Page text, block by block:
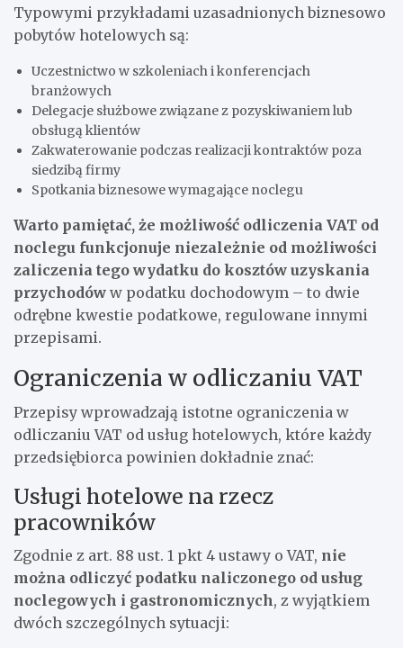
Typowymi przykładami uzasadnionych biznesowo
pobytów hotelowych są:
Uczestnictwo w szkoleniach i konferencjach
branżowych
Delegacje służbowe związane z pozyskiwaniem lub
obsługą klientów
Zakwaterowanie podczas realizacji kontraktów poza
siedzibą firmy
Spotkania biznesowe wymagające noclegu
Warto pamiętać, że możliwość odliczenia VAT od
noclegu funkcjonuje niezależnie od możliwości
zaliczenia tego wydatku do kosztów uzyskania
przychodów w podatku dochodowym – to dwie
odrębne kwestie podatkowe, regulowane innymi
przepisami.
Ograniczenia w odliczaniu VAT
Przepisy wprowadzają istotne ograniczenia w
odliczaniu VAT od usług hotelowych, które każdy
przedsiębiorca powinien dokładnie znać:
Usługi hotelowe na rzecz
pracowników
Zgodnie z art. 88 ust. 1 pkt 4 ustawy o VAT, nie
można odliczyć podatku naliczonego od usług
noclegowych i gastronomicznych, z wyjątkiem
dwóch szczególnych sytuacji: